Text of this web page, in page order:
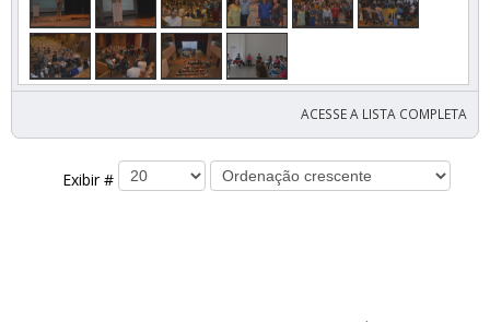
ACESSE A LISTA COMPLETA
Exibir #